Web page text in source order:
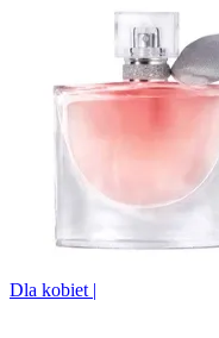
Dla kobiet |